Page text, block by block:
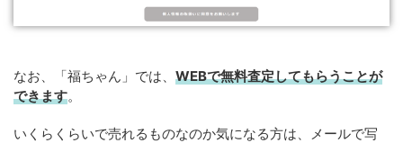
なお、「福ちゃん」では、 WEBで無料査定してもらうことが
できます。
いくらくらいで売れるものなのか気になる方は、メールで写